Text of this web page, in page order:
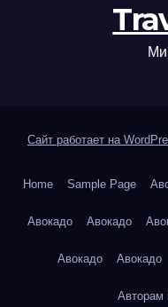
Сайт работает на
Home Sample Page
Авокадо Авокадо
Авокадо Авокадо
Авторам